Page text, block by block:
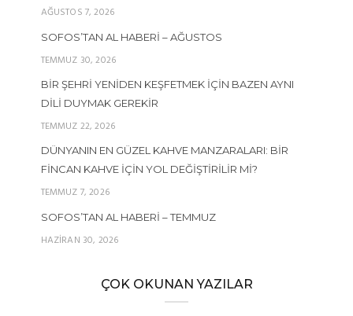
AĞUSTOS 7, 2026
SOFOS’TAN AL HABERI – AĞUSTOS
TEMMUZ 30, 2026
BIR ŞEHRI YENIDEN KEŞFETMEK İÇIN BAZEN AYNI
DILI DUYMAK GEREKIR
TEMMUZ 22, 2026
DÜNYANIN EN GÜZEL KAHVE MANZARALARI: BIR
FINCAN KAHVE İÇIN YOL DEĞIŞTIRILIR MI?
TEMMUZ 7, 2026
SOFOS’TAN AL HABERI – TEMMUZ
HAZIRAN 30, 2026
ÇOK OKUNAN YAZILAR